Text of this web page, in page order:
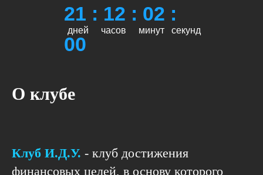
21 : 12 : 02 :
00
дней часов минут секунд
О клубе
Клуб И.Д.У. - клуб достижения
финансовых целей, в основу которого